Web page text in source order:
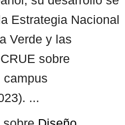
Estrategia Nacional
Verde y las
sobre
campus
...